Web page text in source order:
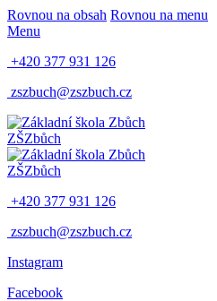
Rovnou na obsah Rovnou na menu
Menu
+420 377 931 126
zszbuch@zszbuch.cz
ZŠZbůch
ZŠZbůch
+420 377 931 126
zszbuch@zszbuch.cz
Instagram
Facebook